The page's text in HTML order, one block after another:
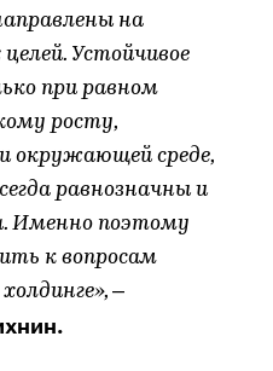
на
Устойчивое
при равном
росту,
окружающей среде,
равнозначны и
Именно поэтому
к вопросам
–